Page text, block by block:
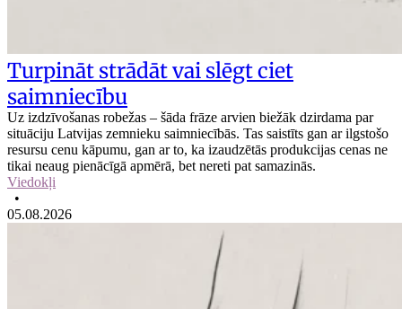
Turpināt strādāt vai slēgt ciet
saimniecību
Uz izdzīvošanas robežas – šāda frāze arvien biežāk dzirdama par
situāciju Latvijas zemnieku saimniecībās. Tas saistīts gan ar ilgstošo
resursu cenu kāpumu, gan ar to, ka izaudzētās produkcijas cenas ne
tikai neaug pienācīgā apmērā, bet nereti pat samazinās.
Viedokļi
•
05.08.2026